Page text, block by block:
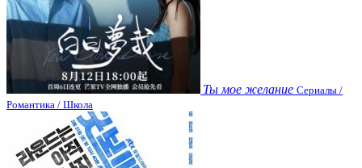
Ты мое желание Сериалы /
Романтика / Школа